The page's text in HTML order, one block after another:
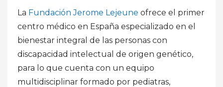
La Fundación Jerome Lejeune ofrece el primer
centro médico en España especializado en el
bienestar integral de las personas con
discapacidad intelectual de origen genético,
para lo que cuenta con un equipo
multidisciplinar formado por pediatras,